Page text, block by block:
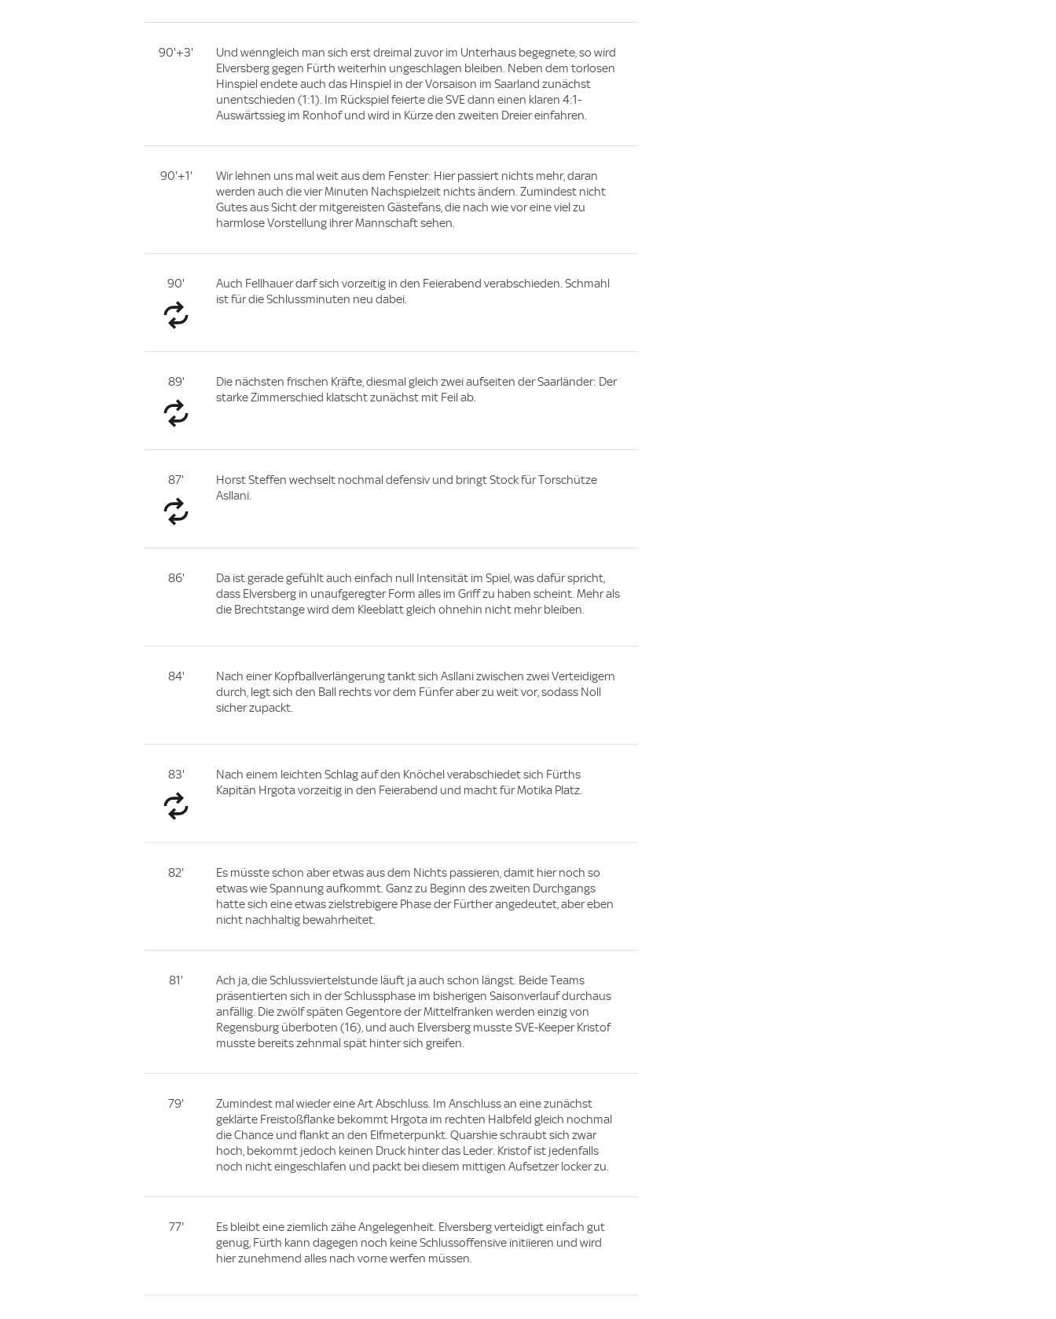
90'+3'
Und wenngleich man sich erst dreimal zuvor im Unterhaus begegnete, so wird
Elversberg gegen Fürth weiterhin ungeschlagen bleiben. Neben dem torlosen
Hinspiel endete auch das Hinspiel in der Vorsaison im Saarland zunächst
unentschieden (1:1). Im Rückspiel feierte die SVE dann einen klaren 4:1-
Auswärtssieg im Ronhof und wird in Kürze den zweiten Dreier einfahren.
90'+1'
Wir lehnen uns mal weit aus dem Fenster: Hier passiert nichts mehr, daran
werden auch die vier Minuten Nachspielzeit nichts ändern. Zumindest nicht
Gutes aus Sicht der mitgereisten Gästefans, die nach wie vor eine viel zu
harmlose Vorstellung ihrer Mannschaft sehen.
90'
Auch Fellhauer darf sich vorzeitig in den Feierabend verabschieden. Schmahl
ist für die Schlussminuten neu dabei.
89'
Die nächsten frischen Kräfte, diesmal gleich zwei aufseiten der Saarländer: Der
starke Zimmerschied klatscht zunächst mit Feil ab.
87'
Horst Steffen wechselt nochmal defensiv und bringt Stock für Torschütze
Asllani.
86'
Da ist gerade gefühlt auch einfach null Intensität im Spiel, was dafür spricht,
dass Elversberg in unaufgeregter Form alles im Griff zu haben scheint. Mehr als
die Brechtstange wird dem Kleeblatt gleich ohnehin nicht mehr bleiben.
84'
Nach einer Kopfballverlängerung tankt sich Asllani zwischen zwei Verteidigern
durch, legt sich den Ball rechts vor dem Fünfer aber zu weit vor, sodass Noll
sicher zupackt.
83'
Nach einem leichten Schlag auf den Knöchel verabschiedet sich Fürths
Kapitän Hrgota vorzeitig in den Feierabend und macht für Motika Platz.
82'
Es müsste schon aber etwas aus dem Nichts passieren, damit hier noch so
etwas wie Spannung aufkommt. Ganz zu Beginn des zweiten Durchgangs
hatte sich eine etwas zielstrebigere Phase der Fürther angedeutet, aber eben
nicht nachhaltig bewahrheitet.
81'
Ach ja, die Schlussviertelstunde läuft ja auch schon längst. Beide Teams
präsentierten sich in der Schlussphase im bisherigen Saisonverlauf durchaus
anfällig. Die zwölf späten Gegentore der Mittelfranken werden einzig von
Regensburg überboten (16), und auch Elversberg musste SVE-Keeper Kristof
musste bereits zehnmal spät hinter sich greifen.
79'
Zumindest mal wieder eine Art Abschluss. Im Anschluss an eine zunächst
geklärte Freistoßflanke bekommt Hrgota im rechten Halbfeld gleich nochmal
die Chance und flankt an den Elfmeterpunkt. Quarshie schraubt sich zwar
hoch, bekommt jedoch keinen Druck hinter das Leder. Kristof ist jedenfalls
noch nicht eingeschlafen und packt bei diesem mittigen Aufsetzer locker zu.
77'
Es bleibt eine ziemlich zähe Angelegenheit. Elversberg verteidigt einfach gut
genug, Fürth kann dagegen noch keine Schlussoffensive initiieren und wird
hier zunehmend alles nach vorne werfen müssen.